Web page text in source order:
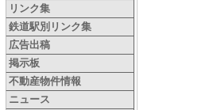
リンク集
鉄道駅別リンク集
広告出稿
掲示板
不動産物件情報
ニュース